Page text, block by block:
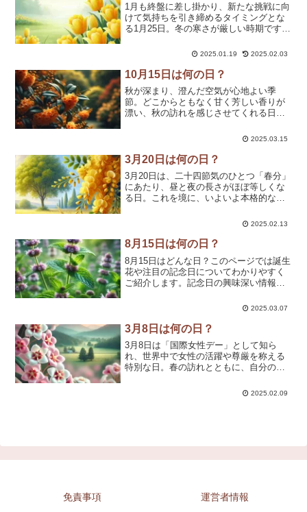
1月も終盤に差し掛かり、新たな挑戦に向
けて気持ちを引き締めるタイミングとな
る1月25日。冬の寒さが厳しい時期です
いきましょう❄️✨このページでは、1月25
誕生花、そして...
2025.01.19 2025.02.03
10月15日は何の日？
秋が深まり、澄んだ空気が心地よい季
節。どこからともなく甘く芳しい香りが
漂い、秋の訪れを感じさせてくれる日で
の小さな花を咲かせる「金木犀（キンモ
香りを感じると、懐かしい思...
2025.03.15
3月20日は何の日？
3月20日は、二十四節気のひとつ「春分」
にあたり、昼と夜の長さがほぼ等しくな
る日。これを境に、いよいよ本格的な春
です🌸✨このページでは、3月20日にちな
そして心に響く名...
2025.02.13
8月15日は何の日？
8月15日はどんな日？このページでは誕生
花や注目の記念日についてわかりやすく
ご紹介します。記念日の興味深い情報や
2025.03.07
3月8日は何の日？
3月8日は「国際女性デー」として知ら
れ、世界中で女性の活躍や尊厳を称える
特別な日。春の訪れとともに、自分の可
最適なタイミングです🌸✨このページで
2025.02.09
免責事項
運営者情報